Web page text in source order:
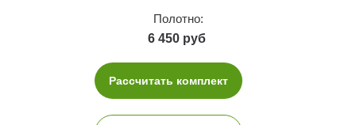
Полотно:
6 450 руб
Рассчитать комплект